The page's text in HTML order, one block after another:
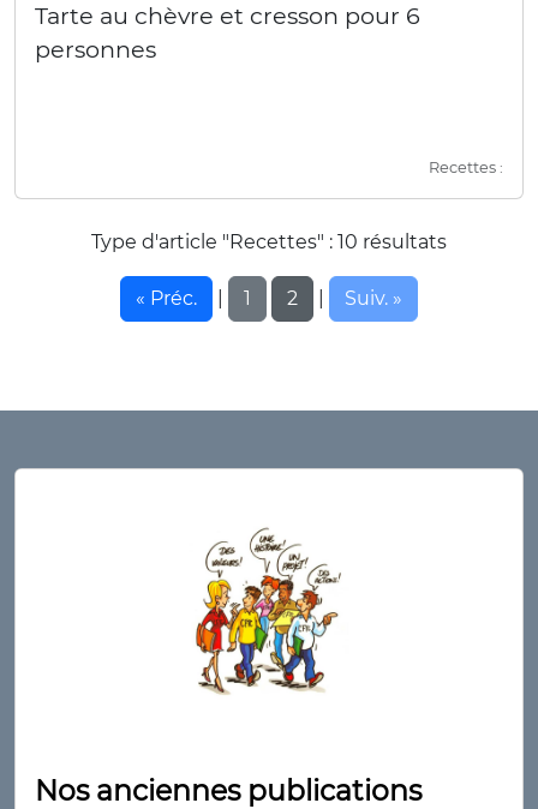
Tarte au chèvre et cresson pour 6
personnes
Recettes :
Type d'article "Recettes" : 10 résultats
« Préc. 1 2 Suiv. »
Nos anciennes publications